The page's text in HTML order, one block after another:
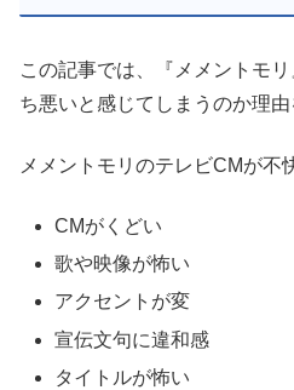
この記事では、『メメントモ
ち悪いと感じてしまうのか理由
メメントモリのテレビCMが不
CMがくどい
歌や映像が怖い
アクセントが変
宣伝文句に違和感
タイトルが怖い